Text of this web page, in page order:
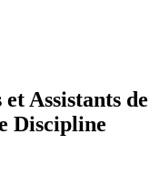
Assistants de
Discipline